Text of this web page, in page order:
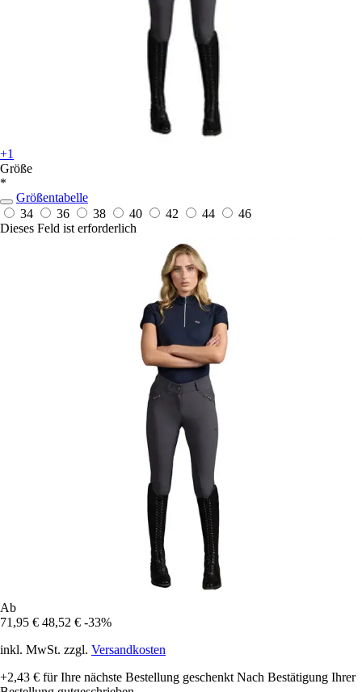
+1
Größe
*
Größentabelle
34
36 38 40 42 44
46
Dieses Feld ist erforderlich
Ab
71,95 € 48,52 € -33%
inkl. MwSt. zzgl. Versandkosten
+2,43 € für Ihre nächste Bestellung geschenkt Nach Bestätigung Ihrer